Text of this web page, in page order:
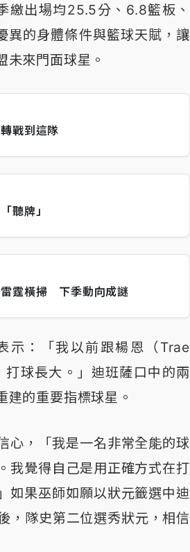
繳出場均25.5分、6.8籃板、
異的身體條件與籃球天賦，讓
來門面球星。
戰到這隊
聽牌」
雷霆橫掃 下季動向成謎
示：「我以前跟楊恩（Trae
球長大。」迪班薩口中的兩
的重要指標球星。
心，「我是一名非常全能的球
我覺得自己是用正確方式在打
如果巫師如願以狀元籤選中迪
，隊史第二位選秀狀元，相信